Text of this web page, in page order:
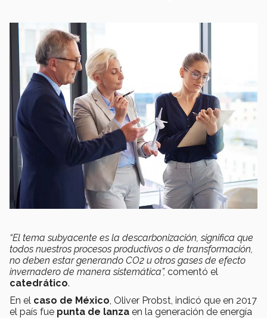
“El tema subyacente es la descarbonización, significa que
todos nuestros procesos productivos o de transformación,
no deben estar generando CO2 u otros gases de efecto
invernadero de manera sistemática”, comentó el
catedrático.
En el caso de México , Oliver Probst, indicó que en 2017
el país fue punta de lanza en la generación de energía